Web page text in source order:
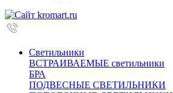
Светильники
ВСТРАИВАЕМЫЕ светильники
БРА
ПОДВЕСНЫЕ СВЕТИЛЬНИКИ